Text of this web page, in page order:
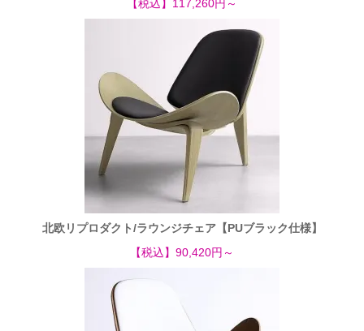
【税込】117,260円～
北欧リプロダクト/ラウンジチェア【PUブラック仕様】
【税込】90,420円～